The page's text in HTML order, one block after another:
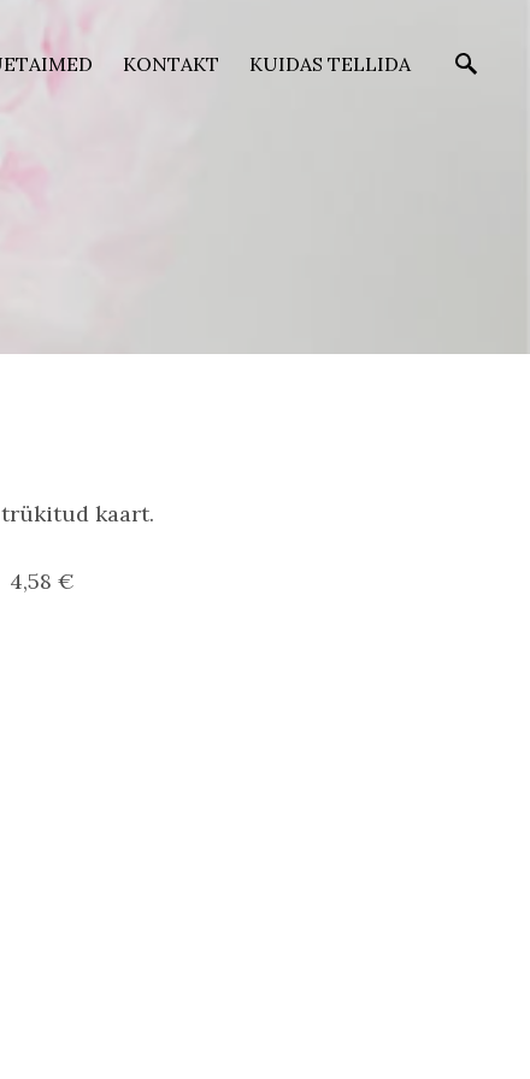
KONTAKT KUIDAS TELLIDA
trükitud kaart.
4,58 €